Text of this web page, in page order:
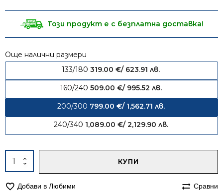
Този продукт е с безплатна доставка!
Още налични размери
133/180 319.00 €/ 623.91 лв.
160/240 509.00 €/ 995.52 лв.
200/300 799.00 €/ 1,562.71 лв.
240/340 1,089.00 €/ 2,129.90 лв.
количество
за
200/300
КУПИ
Добави в Любими Сравни